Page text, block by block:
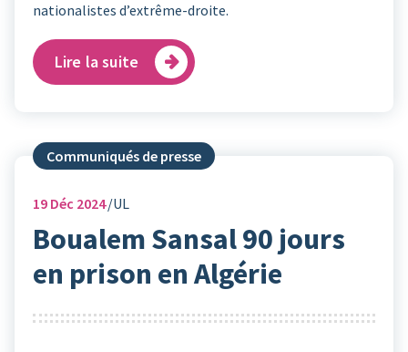
nationalistes d’extrême-droite.
Lire la suite
Communiqués de presse
19 Déc 2024 UL
Boualem Sansal 90 jours
en prison en Algérie